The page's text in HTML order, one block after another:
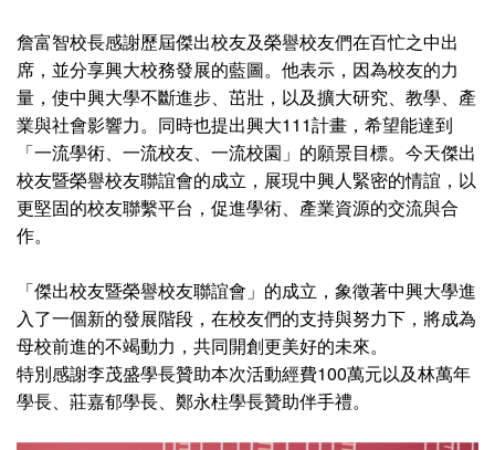
詹富智校長感謝歷屆傑出校友及榮譽校友們在百忙之中出
席，並分享興大校務發展的藍圖。他表示，因為校友的力
量，使中興大學不斷進步、茁壯，以及擴大研究、教學、產
業與社會影響力。同時也提出興大111計畫，希望能達到
「一流學術、一流校友、一流校園」的願景目標。今天傑出
校友暨榮譽校友聯誼會的成立，展現中興人緊密的情誼，以
更堅固的校友聯繫平台，促進學術、產業資源的交流與合
作。
「傑出校友暨榮譽校友聯誼會」的成立，象徵著中興大學進
入了一個新的發展階段，在校友們的支持與努力下，將成為
母校前進的不竭動力，共同開創更美好的未來。
特別感謝李茂盛學長贊助本次活動經費100萬元以及林萬年
學長、莊嘉郁學長、鄭永柱學長贊助伴手禮。